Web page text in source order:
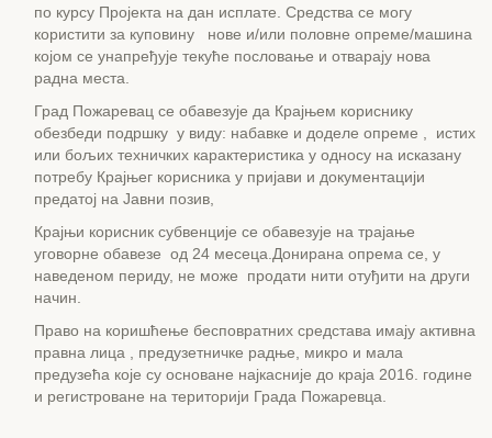
по курсу Пројекта на дан исплате. Средства се могу
користити за куповину нове и/или половне опреме/машина
којом се унапређује текуће пословање и отварају нова
радна места.
Град Пожаревац се обавезује да Крајњем кориснику
обезбеди подршку у виду: набавке и доделе опреме , истих
или бољих техничких карактеристика у односу на исказану
потребу Крајњег корисника у пријави и документацији
предатој на Јавни позив,
Крајњи корисник субвенције се обавезује на трајање
уговорне обавезе од 24 месеца.Донирaна опрема се, у
наведеном периду, не може продати нити отуђити на други
начин.
Право на коришћење бесповратних средстава имају активна
правна лица , предузетничке радње, микро и мала
предузећа које су основане најкасније до краја 2016. године
и регистроване на територији Града Пожаревца.